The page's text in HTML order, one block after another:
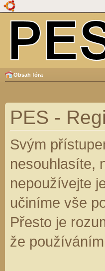
Obsah fóra
PES -
Svým
nesouhlasíte,
nepoužívejte
učiníme vše
Přesto je
že